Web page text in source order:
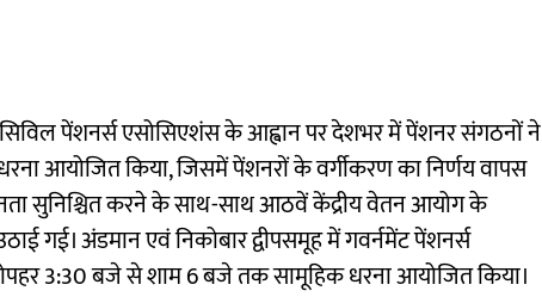
पेंशनर्स एसोसिएशंस के आह्वान पर देशभर में पेंशनर संगठनों ने
आयोजित किया, जिसमें पेंशनरों के वर्गीकरण का निर्णय वापस
सुनिश्चित करने के साथ-साथ आठवें केंद्रीय वेतन आयोग के
गई। अंडमान एवं निकोबार द्वीपसमूह में गवर्नमेंट पेंशनर्स
3:30 बजे से शाम 6 बजे तक सामूहिक धरना आयोजित किया।